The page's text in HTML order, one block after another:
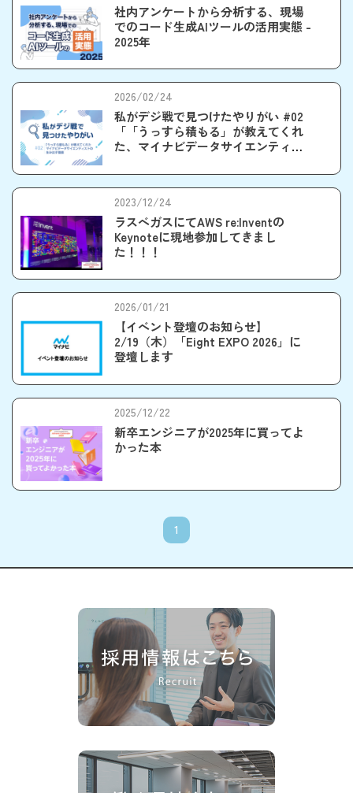
社内アンケートから分析する、現場
でのコード生成AIツールの活用実態 -
2025年
2026/02/24
私がデジ戦で見つけたやりがい #02
「「うっすら積もる」が教えてくれ
た、マイナビデータサイエンティス
2023/12/24
ラスベガスにてAWS re:Inventの
Keynoteに現地参加してきまし
た！！！
2026/01/21
【イベント登壇のお知らせ】
2/19（木）「Eight EXPO 2026」に
登壇します
2025/12/22
新卒エンジニアが2025年に買ってよ
かった本
1